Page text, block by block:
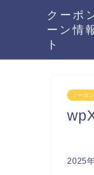
クーポ
ーン情
ト
クーポン
2025